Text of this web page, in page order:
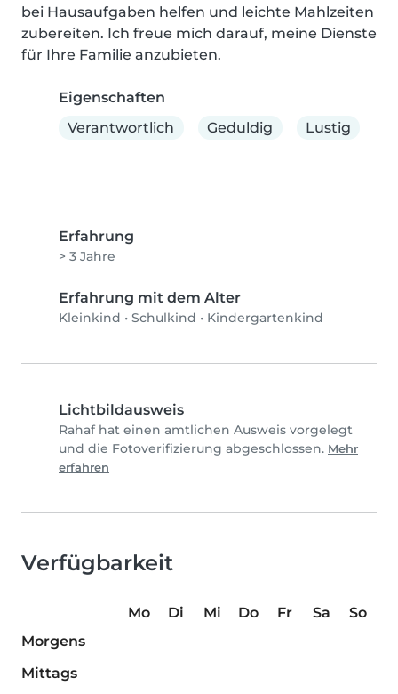
bei Hausaufgaben helfen und leichte Mahlzeiten
zubereiten. Ich freue mich darauf, meine Dienste
für Ihre Familie anzubieten.
Eigenschaften
Verantwortlich
Geduldig Lustig
Erfahrung
> 3 Jahre
Erfahrung mit dem Alter
Kleinkind • Schulkind • Kindergartenkind
Lichtbildausweis
Rahaf hat einen amtlichen Ausweis vorgelegt
und die Fotoverifizierung abgeschlossen. Mehr
erfahren
Verfügbarkeit
Mo Di Mi Do Fr Sa
So
Morgens
Mittags